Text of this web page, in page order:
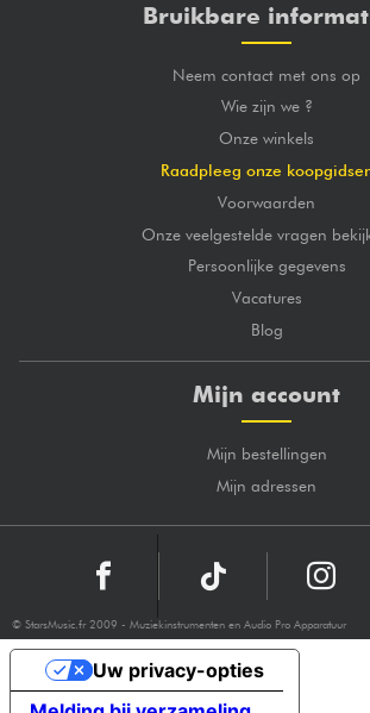
Bruikbare
Neem contact met ons op
Wie zijn we ?
Onze winkels
Raadpleeg onze
Voorwaarden
Onze veelgestelde vragen
Persoonlijke gegevens
Vacatures
Blog
Mijn account
Mijn bestellingen
Mijn adressen
© StarsMusic.fr 2009 - Muziekinstrumenten en Audio Pro Apparatuur
Uw privacy-opties